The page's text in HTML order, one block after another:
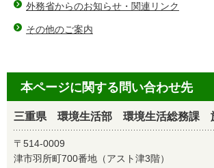
外務省からのお知らせ・関連リンク
その他のご案内
本ページに関する問い合わせ先
三重県 環境生活部 環境生活総務課
〒514-0009
津市羽所町700番地（アスト津3階）